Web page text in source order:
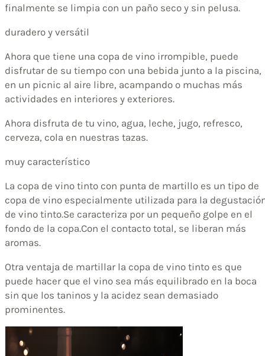
finalmente se limpia con un paño seco y sin pelusa.
duradero y versátil
Ahora que tiene una copa de vino irrompible, puede
disfrutar de su tiempo con una bebida junto a la piscina,
en un picnic al aire libre, acampando o muchas más
actividades en interiores y exteriores.
Ahora disfruta de tu vino, agua, leche, jugo, refresco,
cerveza, cola en nuestras tazas.
muy característico
La copa de vino tinto con punta de martillo es un tipo de
copa de vino especialmente utilizada para la
de vino tinto.Se caracteriza por un pequeño golpe en el
fondo de la copa.Con el contacto total, se liberan más
aromas.
Otra ventaja de martillar la copa de vino tinto es que
puede hacer que el vino sea más equilibrado en la boca
sin que los taninos y la acidez sean demasiado
prominentes.